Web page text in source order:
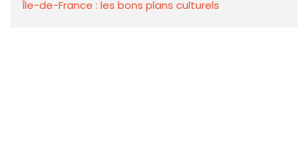
Île-de-France : les bons plans culturels